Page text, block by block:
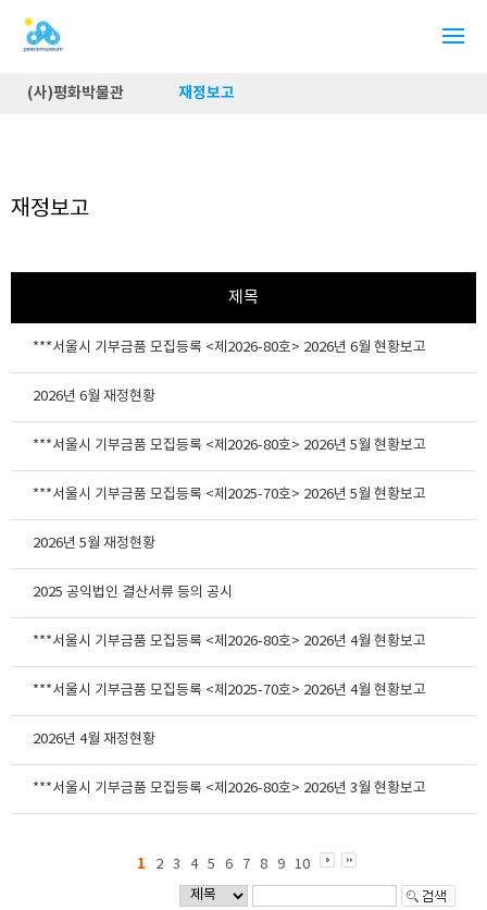
(사)평화박물관 재정보고
재정보고
제목
***서울시 기부금품 모집등록 <제2026-80호> 2026년 6월 현황보고
2026년 6월 재정현황
***서울시 기부금품 모집등록 <제2026-80호> 2026년 5월 현황보고
***서울시 기부금품 모집등록 <제2025-70호> 2026년 5월 현황보고
2026년 5월 재정현황
2025 공익법인 결산서류 등의 공시
***서울시 기부금품 모집등록 <제2026-80호> 2026년 4월 현황보고
***서울시 기부금품 모집등록 <제2025-70호> 2026년 4월 현황보고
2026년 4월 재정현황
***서울시 기부금품 모집등록 <제2026-80호> 2026년 3월 현황보고
1 2 3 4 5 6 7 8 9 10